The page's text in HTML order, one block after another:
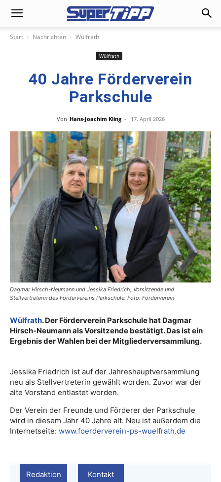
Start Nachrichten Wülfrath
Wülfrath
40 Jahre Förderverein
Parkschule
Von Hans-Joachim Kling - 17. April 2026
Dagmar Hirsch-Neumann und Jessika Friedrich, Vorsitzende und
Stellvertreterin des Fördervereins Parkschule. Foto: Förderverein
Wülfrath. Der Förderverein Parkschule hat Dagmar
Hirsch-Neumann als Vorsitzende bestätigt. Das ist ein
Ergebnis der Wahlen bei der Mitgliederversammlung.
Jessika Friedrich ist auf der Jahreshauptversammlung
neu als Stellvertreterin gewählt worden. Zuvor war der
alte Vorstand entlastet worden.
Der Verein der Freunde und Förderer der Parkschule
wird in diesem Jahr 40 Jahre alt. Neu ist außerdem die
Internetseite: www.foerderverein-ps-wuelfrath.de
Redaktion Kontakt